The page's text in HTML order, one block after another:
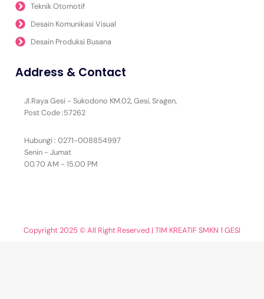
Teknik Otomotif
Desain Komunikasi Visual
Desain Produksi Busana
Address & Contact
Jl.Raya Gesi - Sukodono KM.02, Gesi, Sragen,
Post Code :57262
Hubungi : 0271-008854997
Senin - Jumat
00.70 AM - 15.00 PM
Copyright 2025 © All Right Reserved | TIM KREATIF SMKN 1 GESI